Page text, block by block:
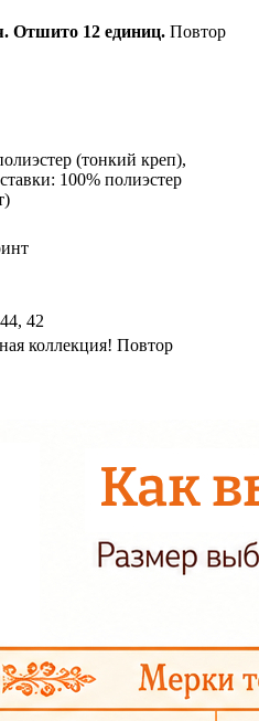
Отшито 12 единиц. Повтор
(тонкий креп),
100% полиэстер
42
коллекция! Повтор